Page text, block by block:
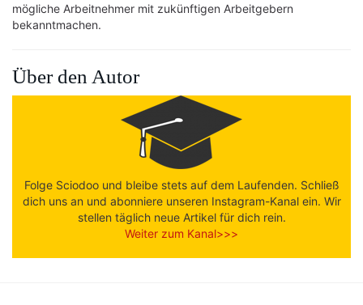
mögliche Arbeitnehmer mit zukünftigen Arbeitgebern
bekanntmachen.
Über den Autor
Folge Sciodoo und bleibe stets auf dem Laufenden. Schließ
dich uns an und abonniere unseren Instagram-Kanal ein. Wir
stellen täglich neue Artikel für dich rein.
Weiter zum Kanal>>>